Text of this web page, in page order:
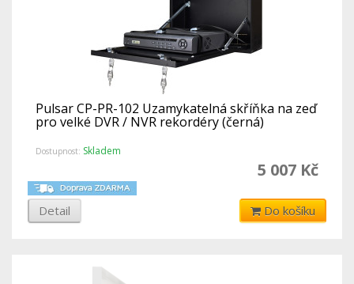
Pulsar CP-PR-102 Uzamykatelná skříňka na zeď
pro velké DVR / NVR rekordéry (černá)
Dostupnost: Skladem
5 007 Kč
Detail Do košíku